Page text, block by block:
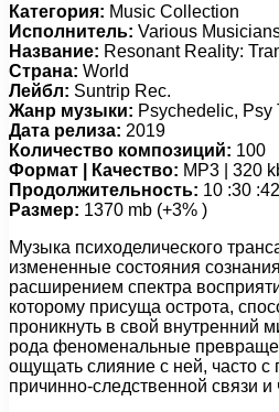
Категория: Music Collection
Исполнитель: Various
Название: Resonant Reality:
Страна: World
Лейбл: Suntrip Rec.
Жанр музыки: Psychedelic, Psy
Дата релиза: 2019
Количество композиций: 100
Формат | Качество: MP3 | 320
Продолжительность: 10 :30 :42
Размер: 1370 mb (+3% )
Музыка психоделического
измененные состояния
расширением спектра
которому присуща острота,
проникнуть в свой внутренний
рода феноменальные
ощущать слияние с ней, часто с
причинно-следственной связи и